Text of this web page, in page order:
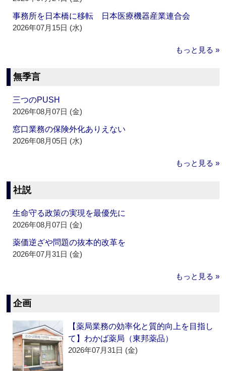
事務所を日本橋に移転 日本医療機器産業連合会
2026年07月15日 (水)
もっと見る »
無季言
三つのPUSH
2026年08月07日 (金)
窓口業務の保険外化ありえない
2026年08月05日 (水)
もっと見る »
社説
生命守る政策の実現を最優先に
2026年08月07日 (金)
薬価逆ざや問題の抜本的改革を
2026年07月31日 (金)
もっと見る »
企画
【薬局業務の効率化と質的向上を目指し
て】わかば薬局（東邦薬品）
2026年07月31日 (金)